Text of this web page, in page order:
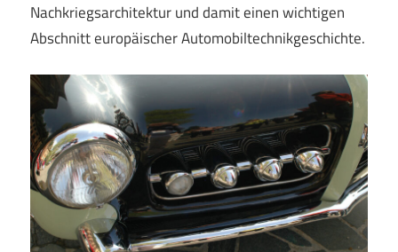
Nachkriegsarchitektur und damit einen wichtigen
Abschnitt europäischer Automobiltechnikgeschichte.